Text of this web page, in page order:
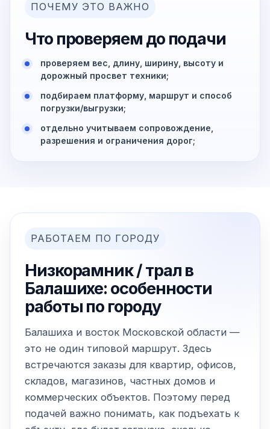
ПОЧЕМУ ЭТО ВАЖНО
Что проверяем до подачи
проверяем вес, длину, ширину, высоту и
дорожный просвет техники;
подбираем платформу, маршрут и способ
погрузки/выгрузки;
отдельно учитываем сопровождение,
разрешения и ограничения дорог;
РАБОТАЕМ ПО ГОРОДУ
Низкорамник / трал в
Балашихе: особенности
работы по городу
Балашиха и восток Московской области —
это не один типовой маршрут. Здесь
встречаются заказы для квартир, офисов,
складов, магазинов, частных домов и
коммерческих объектов. Поэтому перед
подачей важно понимать, как подъехать к